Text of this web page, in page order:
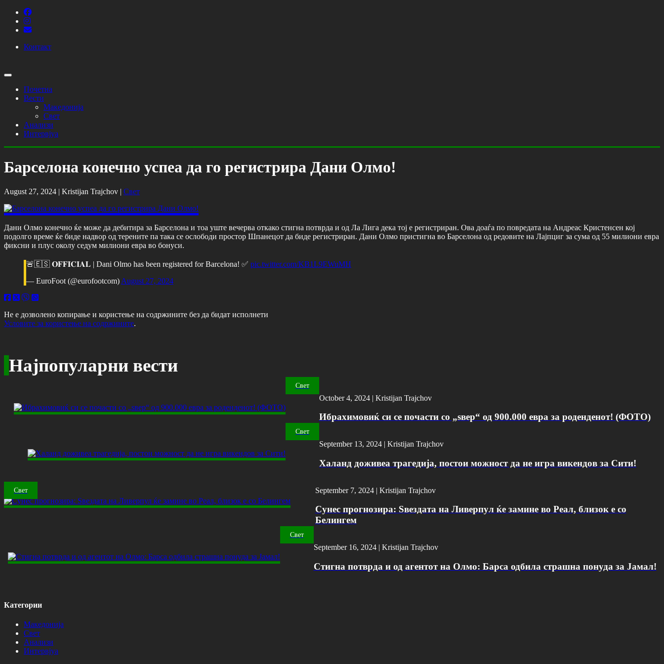
Контакт
Почетна
Вести
Македонија
Свет
Анализи
Интервјуа
Барселона конечно успеа да го регистрира Дани Олмо!
August 27, 2024 | Kristijan Trajchov | Свет
Дани Олмо конечно ќе може да дебитира за Барселона и тоа уште вечерва откако стигна потврда и од Ла Лига дека тој е регистриран. Ова доаѓа по повредата на Андреас Кристенсен кој
подолго време ќе биде надвор од терените па така се ослободи простор Шпанецот да биде регистриран. Дани Олмо пристигна во Барселона од редовите на Лајпциг за сума од 55 милиони евра
фиксни и плус околу седум милиони евра во бонуси.
🚨🇪🇸 𝐎𝐅𝐅𝐈𝐂𝐈𝐀𝐋 | Dani Olmo has been registered for Barcelona! ✅ pic.twitter.com/KB1L9EWuMH
— EuroFoot (@eurofootcom) August 27, 2024
Не е дозволено копирање и користење на содржините без да бидат исполнети
Условите за користење на содржините.
Најпопуларни вести
Свет
October 4, 2024 | Kristijan Trajchov
Ибрахимовиќ си се почасти со „ѕвер“ од 900.000 евра за роденденот! (ФОТО)
Свет
September 13, 2024 | Kristijan Trajchov
Халанд доживеа трагедија, постои можност да не игра викендов за Сити!
Свет September 7, 2024 | Kristijan Trajchov
Сунес прогнозира: Ѕвездата на Ливерпул ќе замине во Реал, близок е со
Белингем
Свет
September 16, 2024 | Kristijan Trajchov
Стигна потврда и од агентот на Олмо: Барса одбила страшна понуда за Јамал!
Категории
Македонија
Свет
Анализи
Интервјуа